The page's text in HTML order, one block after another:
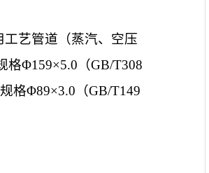
艺管道（蒸汽、空压
格Φ159×5.0（GB/T308
格Φ89×3.0（GB/T149